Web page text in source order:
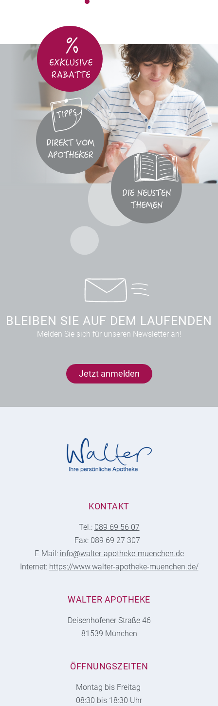
BLEIBEN SIE AUF DEM LAUFENDEN
Melden Sie sich für unseren Newsletter an!
Jetzt anmelden
KONTAKT
Tel.: 089 69 56 07
Fax: 089 69 27 307
E-Mail: info@walter-apotheke-muenchen.de
Internet: https://www.walter-apotheke-muenchen.de/
WALTER APOTHEKE
Deisenhofener Straße 46
81539 München
ÖFFNUNGSZEITEN
Montag bis Freitag
08:30 bis 18:30 Uhr